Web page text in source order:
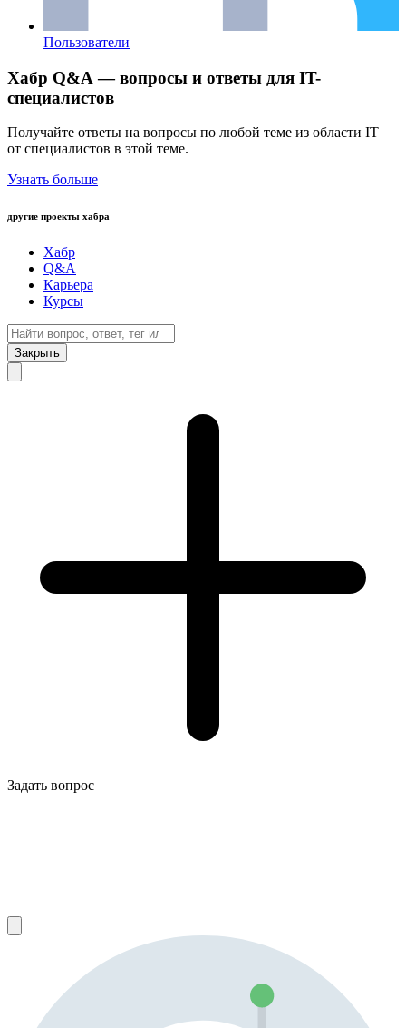
Пользователи
Хабр Q&A — вопросы и ответы для IT-
специалистов
Получайте ответы на вопросы по любой теме из области IT
от специалистов в этой теме.
Узнать больше
другие проекты хабра
Хабр
Q&A
Карьера
Курсы
Закрыть
Задать вопрос